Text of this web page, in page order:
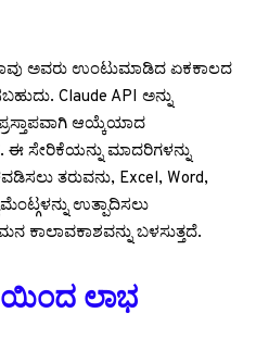
ಅವರು ಉಂಟುಮಾಡಿದ ಏಕಕಾಲದ
Claude API ಅನ್ನು
ಆಯ್ಕೆಯಾದ
ಈ ಸೇರಿಕೆಯನ್ನು ಮಾದರಿಗಳನ್ನು
ತರುವನು, Excel, Word,
ಉತ್ಪಾದಿಸಲು
ಕಾಲಾವಕಾಶವನ್ನು ಬಳಸುತ್ತದೆ.
ಯಿಂದ ಲಾಭ